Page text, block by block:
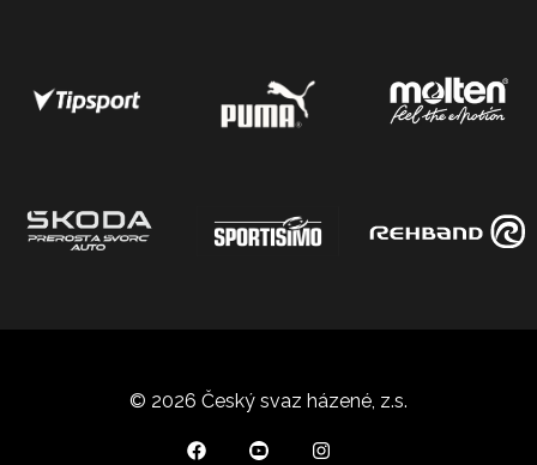
© 2026 Český svaz házené, z.s.